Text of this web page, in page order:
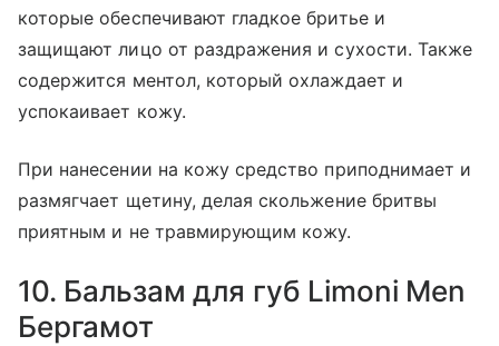
которые обеспечивают гладкое бритье и
защищают лицо от раздражения и сухости. Также
содержится ментол, который охлаждает и
успокаивает кожу.
При нанесении на кожу средство приподнимает и
размягчает щетину, делая скольжение бритвы
приятным и не травмирующим кожу.
10. Бальзам для губ Limoni Men
Бергамот